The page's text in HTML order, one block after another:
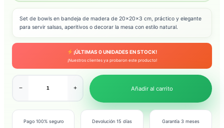
Set de bowls en bandeja de madera de 20x20x3 cm, práctico y elegante
para servir salsas, aperitivos o decorar la mesa con estilo natural.
¡ÚLTIMAS0UNIDADES EN STOCK!
¡Nuestros clientes ya probaron este producto!
− + Añadir al carrito
Pago 100% seguro Devolución 15 días Garantía 3 meses